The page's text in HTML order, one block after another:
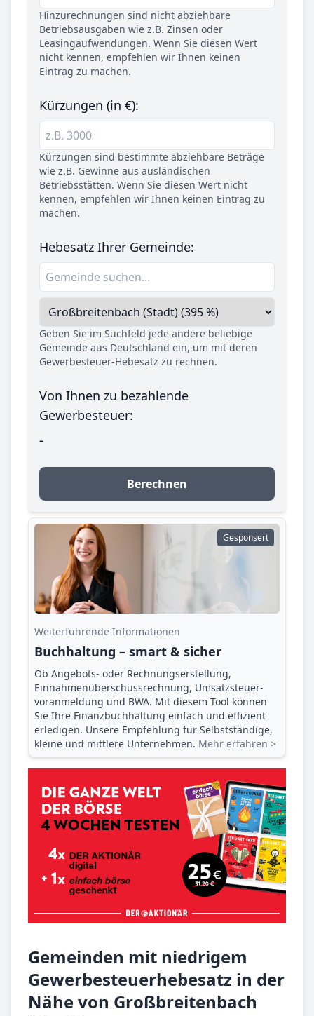
Hinzurechnungen sind nicht abziehbare
Betriebsausgaben wie z.B. Zinsen oder
Leasingaufwendungen. Wenn Sie diesen Wert
nicht kennen, empfehlen wir Ihnen keinen
Eintrag zu machen.
Kürzungen (in €):
Kürzungen sind bestimmte abziehbare Beträge
wie z.B. Gewinne aus ausländischen
Betriebsstätten. Wenn Sie diesen Wert nicht
kennen, empfehlen wir Ihnen keinen Eintrag zu
machen.
Hebesatz Ihrer Gemeinde:
Geben Sie im Suchfeld jede andere beliebige
Gemeinde aus Deutschland ein, um mit deren
Gewerbesteuer-Hebesatz zu rechnen.
Von Ihnen zu bezahlende
Gewerbesteuer:
-
Berechnen
Gesponsert
Weiterführende Informationen
Buchhaltung – smart & sicher
Ob Angebots- oder Rechnungserstellung,
Einnahmenüberschuss­rechnung, Umsatzsteuer­
voranmeldung und BWA. Mit diesem Tool können
Sie Ihre Finanz­buchhaltung einfach und effizient
erledigen. Unsere Empfehlung für Selbstständige,
kleine und mittlere Unternehmen. Mehr erfahren >
Gemeinden mit niedrigem
Gewerbesteuerhebesatz in der
Nähe von Großbreitenbach